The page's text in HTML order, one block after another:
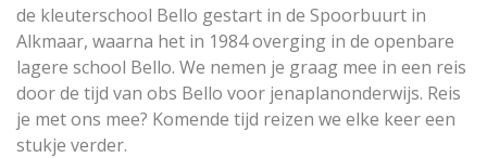
de kleuterschool Bello gestart in de Spoorbuurt in
Alkmaar, waarna het in 1984 overging in de openbare
lagere school Bello. We nemen je graag mee in een reis
door de tijd van obs Bello voor jenaplanonderwijs. Reis
je met ons mee? Komende tijd reizen we elke keer een
stukje verder.